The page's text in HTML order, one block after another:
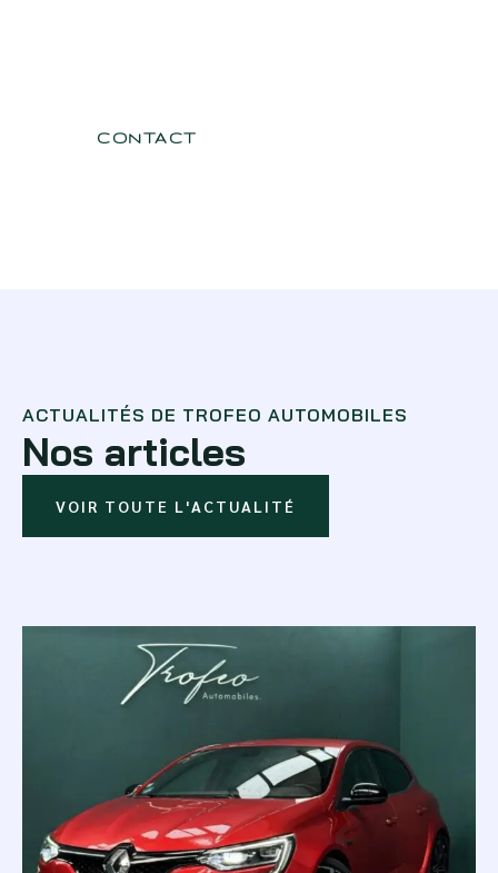
CONTACT
ACTUALITÉS DE TROFEO AUTOMOBILES
Nos articles
VOIR TOUTE L'ACTUALITÉ